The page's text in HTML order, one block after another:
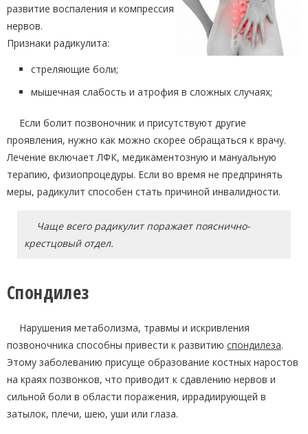
развитие воспаления и компрессия
нервов.
Признаки радикулита:
стреляющие боли;
мышечная слабость и атрофия в сложных случаях;
Если болит позвоночник и присутствуют другие
проявления, нужно как можно скорее обращаться к врачу.
Лечение включает ЛФК, медикаментозную и мануальную
терапию, физиопроцедуры. Если во время не предпринять
меры, радикулит способен стать причиной инвалидности.
Чаще всего радикулит поражает пояснично-
крестцовый отдел.
Спондилез
Нарушения метаболизма, травмы и искривления
позвоночника способны привести к развитию спондилеза.
Этому заболеванию присуще образование костных наростов
на краях позвонков, что приводит к сдавлению нервов и
сильной боли в области поражения, иррадиирующей в
затылок, плечи, шею, уши или глаза.